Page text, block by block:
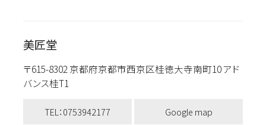
美匠堂
〒615-8302 京都府京都市西京区桂徳大寺南町10 アド
バンス桂T1
TEL：0753942177 Google map